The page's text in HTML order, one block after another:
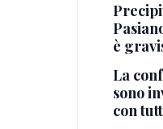
è
La
sono
con